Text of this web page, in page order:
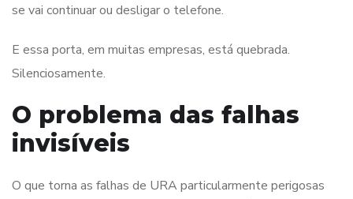
se vai continuar ou desligar o telefone.
E essa porta, em muitas empresas, está quebrada.
Silenciosamente.
O problema das falhas
invisíveis
O que torna as falhas de URA particularmente perigosas